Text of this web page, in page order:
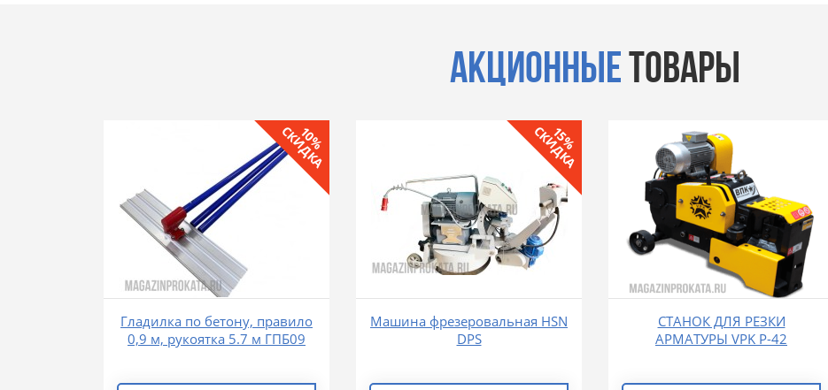
АКЦИОННЫЕ ТОВАРЫ
10%
СКИДКА
Гладилка по бетону, правило
0,9 м, рукоятка 5.7 м ГПБ09
15%
СКИДКА
Машина фрезеровальная HSN
DPS
СТАНОК ДЛЯ РЕЗКИ
АРМАТУРЫ VPK Р-42